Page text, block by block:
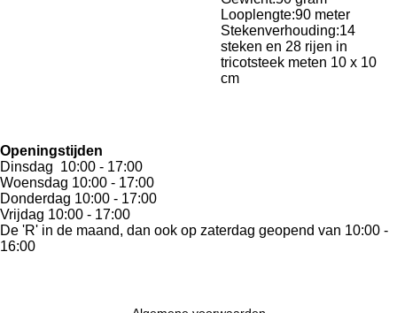
Looplengte:90 meter
Stekenverhouding:14
steken en 28 rijen in
tricotsteek meten 10 x 10
cm
Openingstijden
Dinsdag 10:00 - 17:00
Woensdag 10:00 - 17:00
Donderdag 10:00 - 17:00
Vrijdag 10:00 - 17:00
De 'R' in de maand, dan ook op zaterdag geopend van 10:00 -
16:00